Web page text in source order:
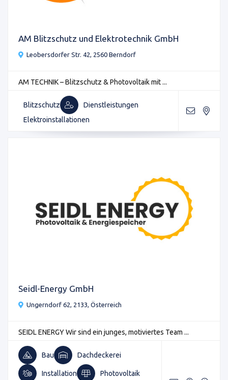
AM Blitzschutz und Elektrotechnik GmbH
Leobersdorfer Str. 42, 2560 Berndorf
AM TECHNIK – Blitzschutz & Photovoltaik mit ...
Blitzschutz
Dienstleistungen
Elektroinstallationen
Seidl-Energy GmbH
Ungerndorf 62, 2133, Österreich
SEIDL ENERGY Wir sind ein junges, motiviertes Team ...
Bau Dachdeckerei
Installation Photovoltaik